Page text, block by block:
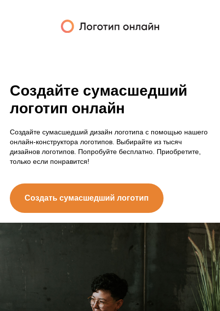
Создайте сумасшедший
логотип онлайн
Создайте сумасшедший дизайн логотипа с помощью нашего
онлайн-конструктора логотипов. Выбирайте из тысяч
дизайнов логотипов. Попробуйте бесплатно. Приобретите,
только если понравится!
Создать сумасшедший логотип